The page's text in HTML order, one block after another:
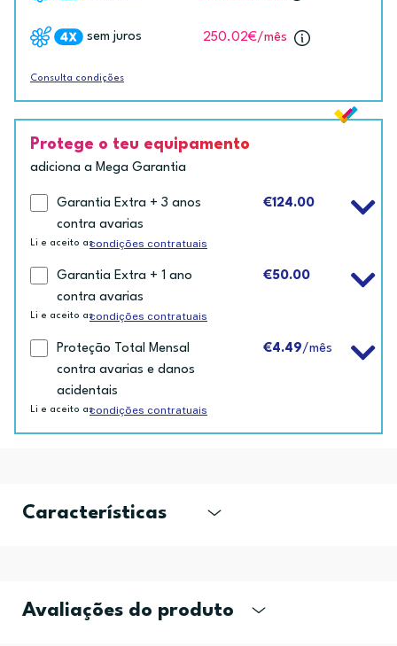
sem juros 250.02€/mês
Consulta condições
Protege o teu equipamento
adiciona a Mega Garantia
Garantia Extra + 3 anos
contra avarias
€124.00
Li e aceito ascondições contratuais
Garantia Extra + 1 ano
contra avarias
€50.00
Li e aceito ascondições contratuais
Proteção Total Mensal
contra avarias e danos
acidentais
€4.49/mês
Li e aceito ascondições contratuais
Características
Avaliações do produto